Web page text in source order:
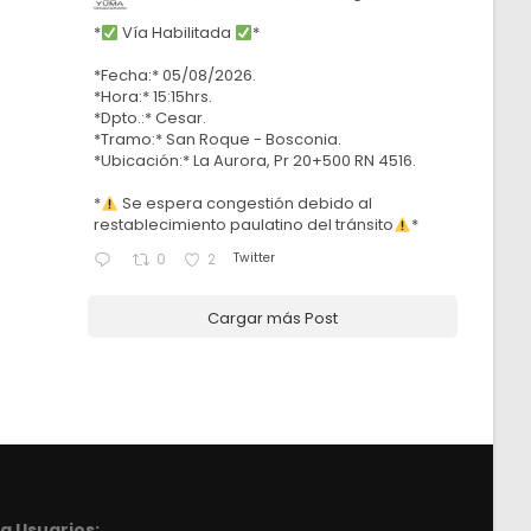
* Vía Habilitada
*
*Fecha:* 05/08/2026.
*Hora:* 15:15hrs.
*Dpto.:* Cesar.
*Tramo:* San Roque - Bosconia.
*Ubicación:* La Aurora, Pr 20+500 RN 4516.
*
Se espera congestión debido al
restablecimiento paulatino del tránsito
*
0 2 Twitter
Cargar más Post